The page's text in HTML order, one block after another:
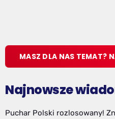
MASZ DLA NAS TEMAT?
Najnowsze
Puchar Polski rozlosowany!